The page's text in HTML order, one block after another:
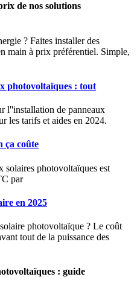
de nos solutions
? Faites installer des
main à prix préférentiel. Simple,
photovoltaïques : tout
l''installation de panneaux
les tarifs et aides en 2024.
ça coûte
solaires photovoltaïques est
par
en 2025
photovoltaïque ? Le coût
tout de la puissance des
: guide